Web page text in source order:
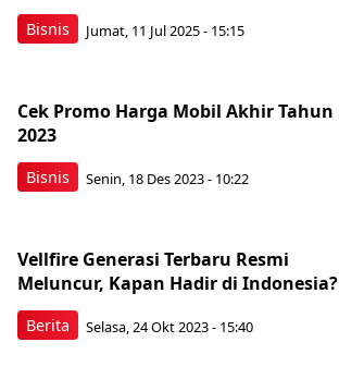
Bisnis Jumat, 11 Jul 2025 - 15:15
Bisnis
Cek Promo Harga Mobil Akhir Tahun
2023
Senin, 18 Des 2023 - 10:22
Berita
Vellfire Generasi Terbaru Resmi
Meluncur, Kapan Hadir di Indonesia?
Selasa, 24 Okt 2023 - 15:40